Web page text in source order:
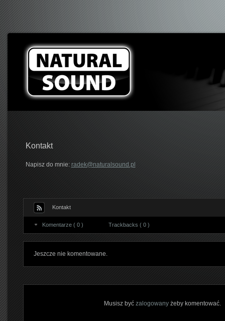
Kontakt
Napisz do mnie: radek@naturalsound.pl
Kontakt
Komentarze ( 0 ) Trackbacks ( 0 )
Jeszcze nie komentowane.
Musisz być zalogowany żeby komentować.